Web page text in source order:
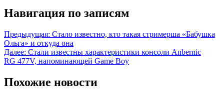
Навигация по записям
Предыдущая: Стало известно, кто такая стримерша «Бабушка
Ольга» и откуда она
Далее: Стали известны характеристики консоли Anbernic
RG 477V, напоминающей Game Boy
Похожие новости